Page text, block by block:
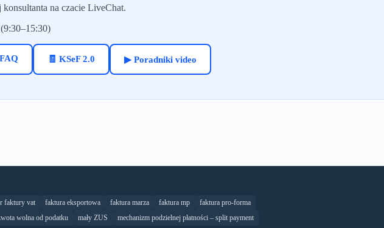
konsultanta na czacie LiveChat.
FAQ 🧾 KSeF 2.0 ▶ Poradniki video
faktury vat faktura eksportowa faktura marza faktura mp
faktura pro-forma
wolna od podatku mały ZUS
mechanizm podzielnej płatności – split payment